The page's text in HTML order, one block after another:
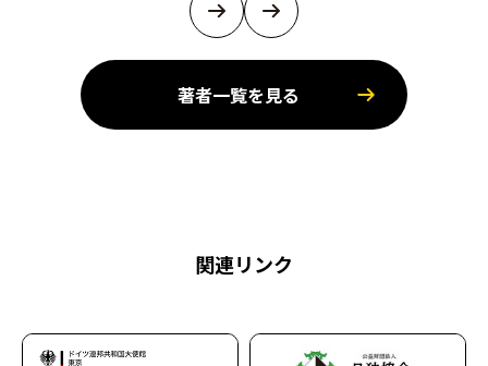
著者一覧を見る
関連リンク